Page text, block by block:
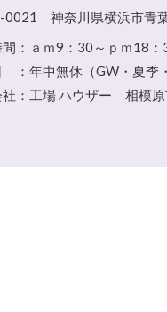
0021 神奈川県横浜市青
： ａｍ9：30～ｐｍ18：
： 年中無休（GW・夏季
社：工場 ハウザー 相模